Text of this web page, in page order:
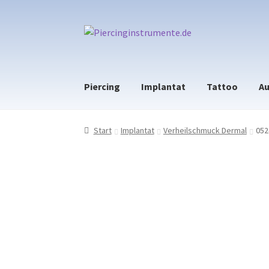
Zur
Zum
Piercing Implantat Tattoo
Start Implantat Verheilschmuck Dermal